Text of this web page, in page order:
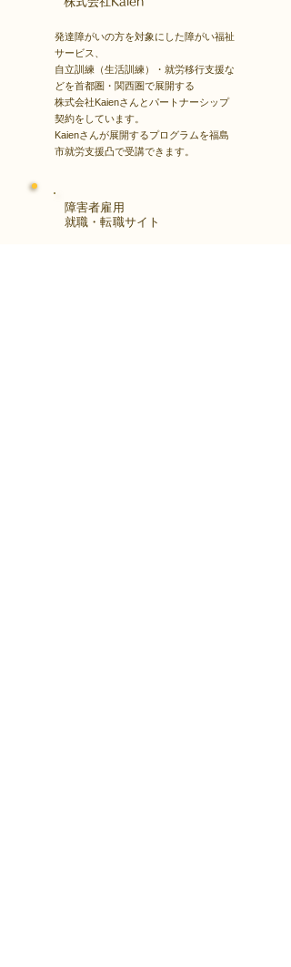
発達障がいの方を対象にした障がい福祉
サービス、
自立訓練（生活訓練）・就労移行支援な
どを首都圏・関西圏で展開する
株式会社Kaienさんとパートナーシップ
契約をしています。
Kaienさんが展開するプログラムを福島
市就労支援凸で受講できます。
障害者雇用
​就職・転職サイト